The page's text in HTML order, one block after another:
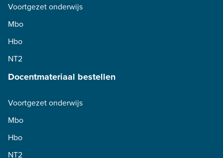
Voortgezet onderwijs
Mbo
Hbo
NT2
Docentmateriaal bestellen
Voortgezet onderwijs
Mbo
Hbo
NT2